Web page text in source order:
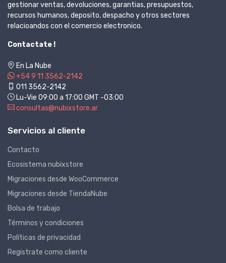
gestionar ventas, devoluciones, garantias, presupuestos,
recursos humanos, deposito, despacho y otros sectores
relacioandos con el comercio electronico.
Contactate !
En La Nube
+54 9 11 3562-2142
011 3562-2142
Lu-Vie 09:00 a 17:00 GMT -03:00
consultas@nubixstore.ar
Servicios al cliente
Contacto
Ecosistema nubixstore
Migraciones desde WooCommerce
Migraciones desde TiendaNube
Bolsa de trabajo
Términos y condiciones
Políticas de privacidad
Registrate como cliente